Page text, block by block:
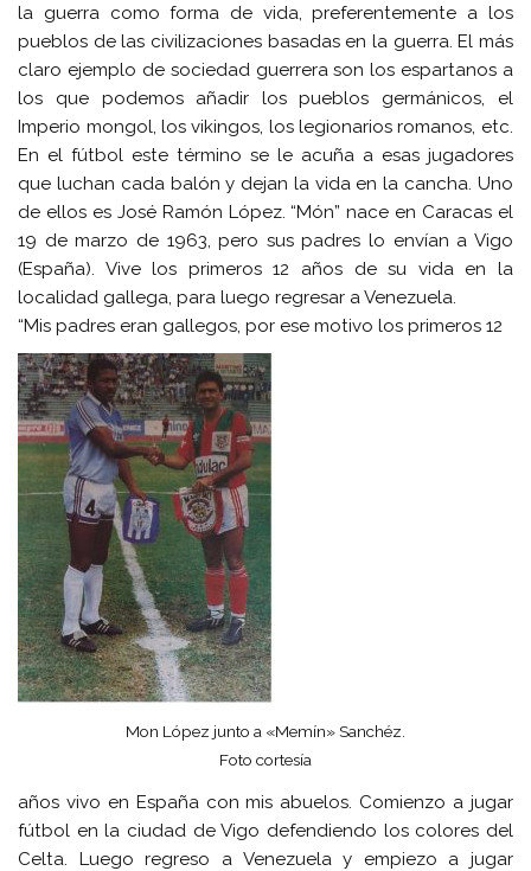
la guerra como forma de vida, preferentemente a los
pueblos de las civilizaciones basadas en la guerra. El más
claro ejemplo de sociedad guerrera son los espartanos a
los que podemos añadir los pueblos germánicos, el
Imperio mongol, los vikingos, los legionarios romanos, etc.
En el fútbol este término se le acuña a esas jugadores
que luchan cada balón y dejan la vida en la cancha. Uno
de ellos es José Ramón López. “Món” nace en Caracas el
19 de marzo de 1963, pero sus padres lo envían a Vigo
(España). Vive los primeros 12 años de su vida en la
localidad gallega, para luego regresar a Venezuela.
“Mis padres eran gallegos, por ese motivo los primeros 12
Mon López junto a «Memín» Sanchéz.
Foto cortesía
años vivo en España con mis abuelos. Comienzo a jugar
fútbol en la ciudad de Vigo defendiendo los colores del
Celta. Luego regreso a Venezuela y empiezo a jugar